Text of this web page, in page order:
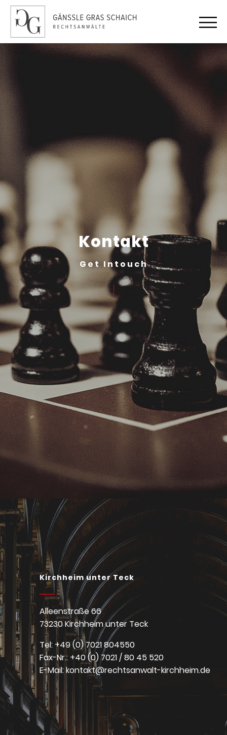
Kontakt
Get Intouch
Kirchheim unter Teck
Alleenstraße 66
73230 Kirchheim unter Teck
Tel: +49 (0) 7021 804550
Fax-Nr.: +40 (0) 7021 / 80 45 520
E-Mail: kontakt@rechtsanwalt-kirchheim.de